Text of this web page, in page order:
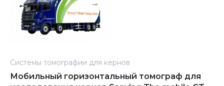
Системы томографии для кернов
Мобильный горизонтальный томограф для